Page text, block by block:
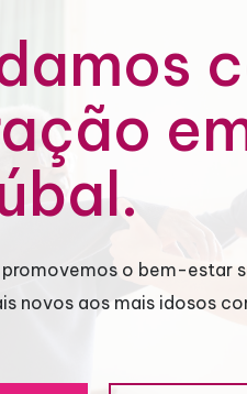
promovemos o bem-estar
novos aos mais idosos